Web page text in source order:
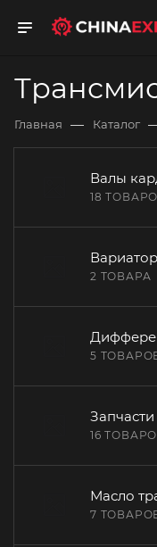
Главная — Каталог
Валы
18
Вариатор
2 ТОВАРА
5
16
Масло
7